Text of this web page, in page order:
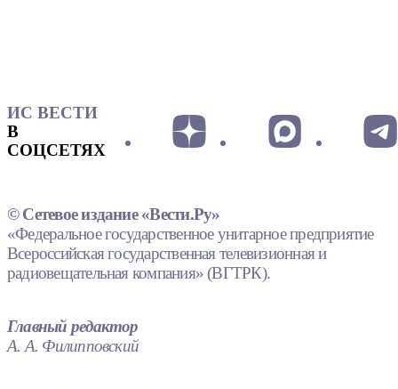
ИС ВЕСТИ
В
СОЦСЕТЯХ
© Сетевое издание «Вести.Ру»
«Федеральное государственное унитарное предприятие
Всероссийская государственная телевизионная и
радиовещательная компания» (ВГТРК).
Главный редактор
А. А. Филипповский